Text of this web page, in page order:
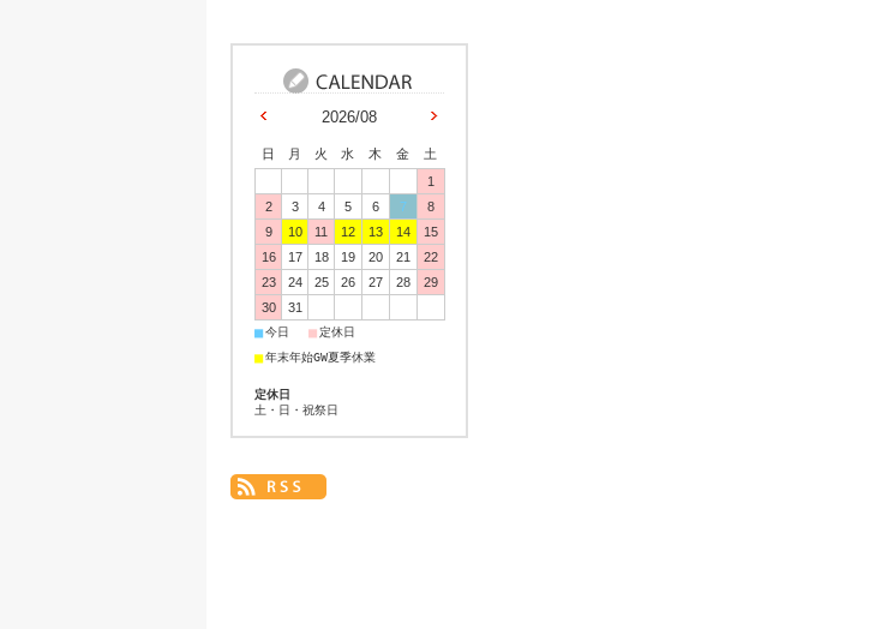
2026/08
日 月 火 水 木 金
土
1
2
3 4 5 6 7
8
9
10 11 12 13 14
15
16
17 18 19 20 21
22
23
24 25 26 27 28
29
30
31
■今日 ■定休日
■年末年始GW夏季休業
定休日
土・日・祝祭日